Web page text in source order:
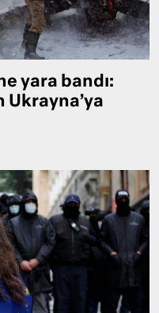
yara bandı: